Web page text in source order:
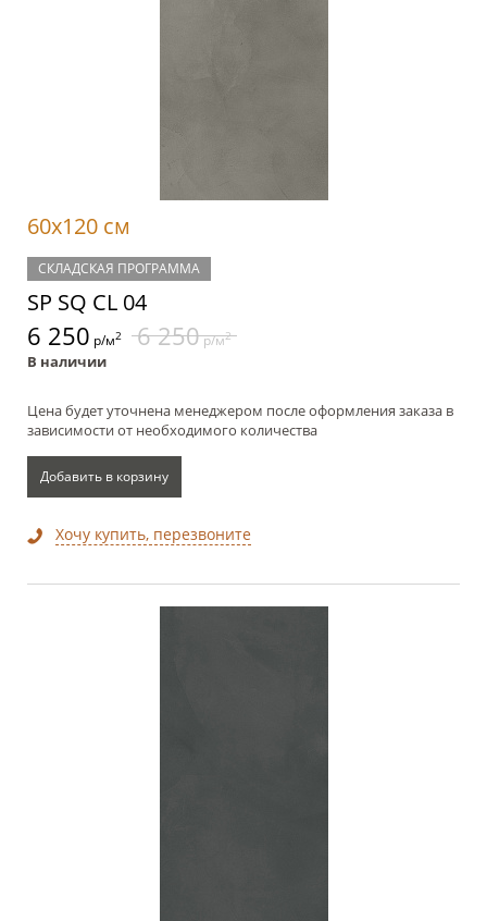
60x120 см
СКЛАДСКАЯ ПРОГРАММА
SP SQ CL 04
6 250 р/м2 6 250р/м2
В наличии
Цена будет уточнена менеджером после оформления заказа в
зависимости от необходимого количества
Добавить в корзину
Хочу купить, перезвоните